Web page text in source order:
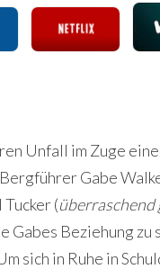
Unfall im Zuge
Gabe
Tucker (überraschend
Gabes Beziehung
sich in Ruhe in